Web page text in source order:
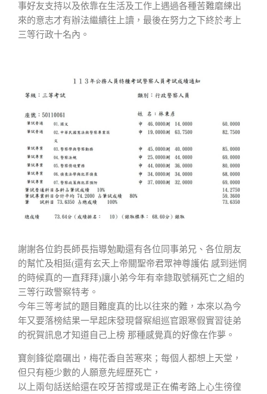
事好友支持以及依靠在生活及工作上遇過各種苦難磨練出
來的意志才有辦法繼續往上讀，最後在努力之下終於考上
三等行政十名內。
謝謝各位鈞長師長指導勉勵還有各位同事弟兄、各位朋友
的幫忙及相挺(還有玄天上帝關聖帝君眾神尊護佑 感到迷惘
的時候真的一直拜拜)讓小弟今年有幸錄取號稱死亡之組的
三等行政警察特考。
今年三等考試的題目難度真的比以往來的難，本來以為今
年又要落榜結果一早起床發現督察組巡官跟寒假實習徒弟
的祝賀訊息才知道自己上榜 那種感覺真的好像在作夢。
寶劍鋒從磨礪出，梅花香自苦寒來；每個人都想上天堂，
但只有極少數的人願意先經歷死亡，
以上兩句話送給還在咬牙苦撐或是正在備考路上心生徬徨